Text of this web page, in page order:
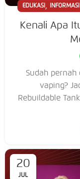
EDUKASI, INFORMASI
Kenali Apa
Sudah
vaping?
Rebuildable
20
JUL